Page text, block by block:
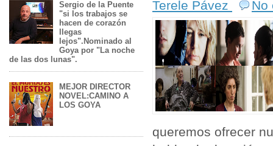
Sergio de la Puente
"si los trabajos se
hacen de corazón
llegas
lejos".Nominado al
Goya por "La noche
de las dos lunas".
MEJOR DIRECTOR
NOVEL:CAMINO A
LOS GOYA
Terele Pávez
No
queremos ofrecer